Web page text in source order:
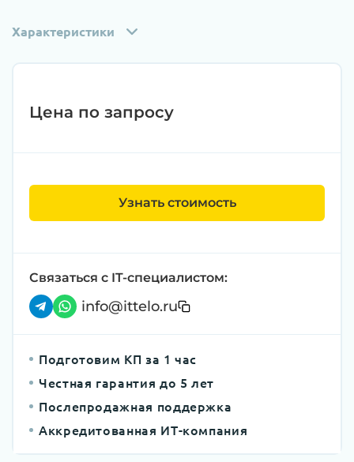
Характеристики
Цена по запросу
Узнать стоимость
Связаться с IT-специалистом:
info@ittelo.ru
Подготовим КП за 1 час
Честная гарантия до 5 лет
Послепродажная поддержка
Аккредитованная ИТ-компания